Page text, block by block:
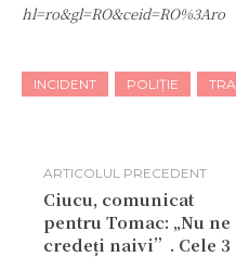
hl=ro&gl=RO&ceid=RO%3Aro
INCIDENT POLIȚIE
ARTICOLUL PRECEDENT
Ciucu, comunicat
pentru Tomac: „Nu ne
credeți naivi”. Cele 3